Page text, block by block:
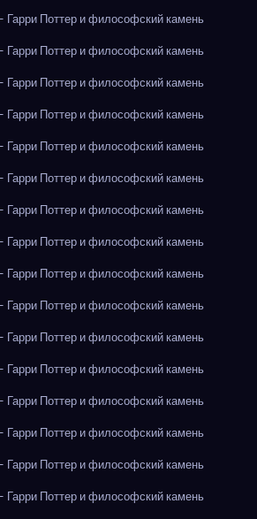
Поттер и философский камень
Поттер и философский камень
Поттер и философский камень
Поттер и философский камень
Поттер и философский камень
Поттер и философский камень
Поттер и философский камень
Поттер и философский камень
Поттер и философский камень
Поттер и философский камень
Поттер и философский камень
Поттер и философский камень
Поттер и философский камень
Поттер и философский камень
Поттер и философский камень
Поттер и философский камень